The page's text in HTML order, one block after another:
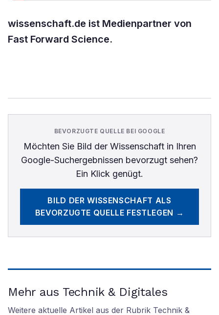
wissenschaft.de ist Medienpartner von
Fast Forward Science.
BEVORZUGTE QUELLE BEI GOOGLE
Möchten Sie Bild der Wissenschaftin Ihren
Google-Suchergebnissen bevorzugt sehen?
Ein Klick genügt.
BILD DER WISSENSCHAFT ALS
BEVORZUGTE QUELLE FESTLEGEN →
Mehr aus Technik & Digitales
Weitere aktuelle Artikel aus der Rubrik Technik &